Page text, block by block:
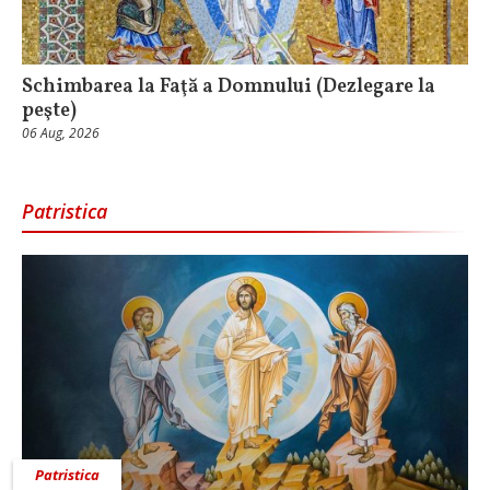
Schimbarea la Faţă a Domnului (Dezlegare la
peşte)
06 Aug, 2026
Patristica
Patristica